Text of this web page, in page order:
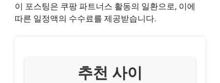
이 포스팅은 쿠팡 파트너스 활동의 일환으로, 이에
따른 일정액의 수수료를 제공받습니다.
추천 사이